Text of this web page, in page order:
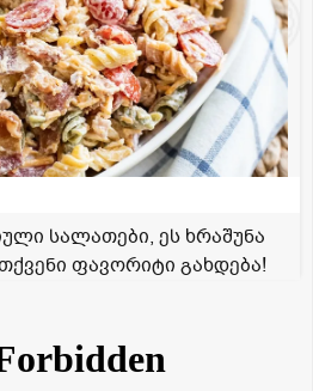
სალათები, ეს ხრაშუნა
ფავორიტი გახდება!